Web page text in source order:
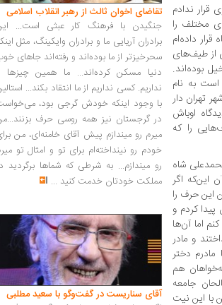
راوی قرار ندادم
شخصیت‌های مختلف را
داده‌ام
است که مرگ شاه را روایت می‌کند. این ۱۳ راوی از طیف‌های
بوده‌اند.
به نام
تهران دار
اوباش
شدند حرف‌هایی را که
شاه
این‌که اگر
این حرف را
کردم و
اما آن‌ها
و مادر
دختر
هم
جامعه
با این نیت
تقاضای اخوان ثالث از رهبر انقلاب اسلامی
جنگیدن با فرهنگ کار عبثی است...
برادران آریایی ما و برادران وایکینگ، مثل
سحرخیزتر از ما بوده‌اند و رفته‌اند جاهای
دنیا مسکن کرده‌اند... ما همین چیزها
نداریم. کسی نداریم از ما انتقاد بکند...
با وجود اینکه خودش گرجی بود،
در گرجستان نیز همه روسی حرف
میرم رو میندازم پیش آقای خامنه‌ای، من
خودم رو نینداخته‌ام برای تو و امثال تو
رو میندازم... به شرطی که شماها برگردید
مملکت خودتان خدمت کنید ...
آقای سناریست در گفت‌وگو با سعید مطلبی